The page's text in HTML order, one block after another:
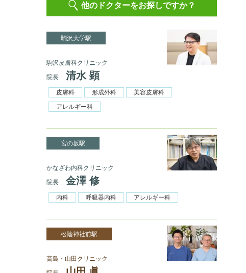
他のドクターをお探しですか？
駒沢大学駅
駒沢皮膚科クリニック
院長
清水 顕
皮膚科 形成外科
美容皮膚科
アレルギー科
宮の坂駅
かなざわ内科クリニック
院長
金澤 修
内科 呼吸器内科 アレルギー科
松陰神社前駅
高島・山田クリニック